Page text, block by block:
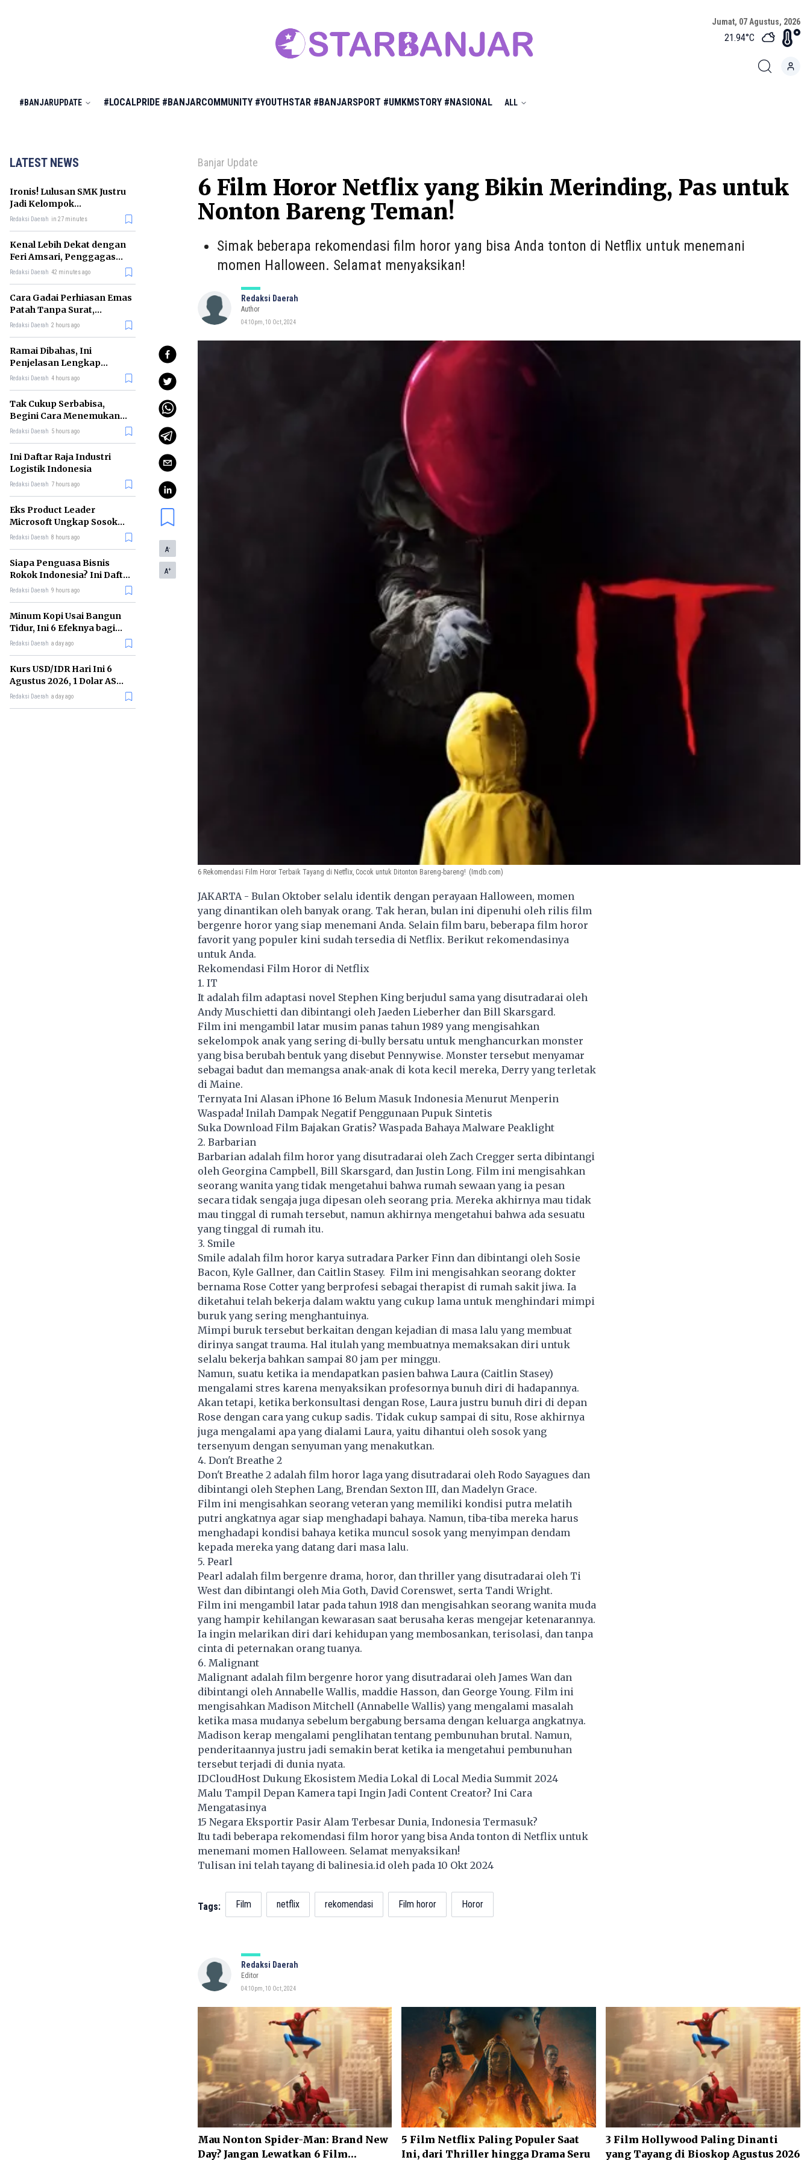
Jumat, 07 Agustus, 2026
21.94°C
#BANJARUPDATE #LOCALPRIDE #BANJARCOMMUNITY #YOUTHSTAR #BANJARSPORT #UMKMSTORY #NASIONAL ALL
LATEST NEWS
Ironis! Lulusan SMK Justru
Jadi Kelompok
Pengangguran Terbanyak
Redaksi Daerah in 27 minutes
Kenal Lebih Dekat dengan
Feri Amsari, Penggagas
Kabinet Bayangan
Redaksi Daerah 42 minutes ago
Cara Gadai Perhiasan Emas
Patah Tanpa Surat,
Ternyata Tetap Bisa!
Redaksi Daerah 2 hours ago
Ramai Dibahas, Ini
Penjelasan Lengkap
tentang Konsep Kabinet
Redaksi Daerah 4 hours ago
Tak Cukup Serbabisa,
Begini Cara Menemukan
'Spike' agar CV Dilirik HR
Redaksi Daerah 5 hours ago
Ini Daftar Raja Industri
Logistik Indonesia
Redaksi Daerah 7 hours ago
Eks Product Leader
Microsoft Ungkap Sosok
yang Paling Cocok
Redaksi Daerah 8 hours ago
Siapa Penguasa Bisnis
Rokok Indonesia? Ini Daftar
Perusahaan Terbesarnya
Redaksi Daerah 9 hours ago
Minum Kopi Usai Bangun
Tidur, Ini 6 Efeknya bagi
Kesehatan Tubuh
Redaksi Daerah a day ago
Kurs USD/IDR Hari Ini 6
Agustus 2026, 1 Dolar AS
Kini Berapa Rupiah?
Redaksi Daerah a day ago
Banjar Update
6 Film Horor Netflix yang Bikin Merinding, Pas untuk
Nonton Bareng Teman!
Simak beberapa rekomendasi film horor yang bisa Anda tonton di Netflix untuk menemani
momen Halloween. Selamat menyaksikan!
Redaksi Daerah
Author
04:10pm, 10 Oct, 2024
A-
A+
6 Rekomendasi Film Horor Terbaik Tayang di Netflix, Cocok untuk Ditonton Bareng-bareng! (Imdb.com)
JAKARTA - Bulan Oktober selalu identik dengan perayaan Halloween, momen
yang dinantikan oleh banyak orang. Tak heran, bulan ini dipenuhi oleh rilis film
bergenre horor yang siap menemani Anda. Selain film baru, beberapa film horor
favorit yang populer kini sudah tersedia di Netflix. Berikut rekomendasinya
untuk Anda.
Rekomendasi Film Horor di Netflix
1. IT
It adalah film adaptasi novel Stephen King berjudul sama yang disutradarai oleh
Andy Muschietti dan dibintangi oleh Jaeden Lieberher dan Bill Skarsgard.
Film ini mengambil latar musim panas tahun 1989 yang mengisahkan
sekelompok anak yang sering di-bully bersatu untuk menghancurkan monster
yang bisa berubah bentuk yang disebut Pennywise. Monster tersebut menyamar
sebagai badut dan memangsa anak-anak di kota kecil mereka, Derry yang terletak
di Maine.
Ternyata Ini Alasan iPhone 16 Belum Masuk Indonesia Menurut Menperin
Waspada! Inilah Dampak Negatif Penggunaan Pupuk Sintetis
Suka Download Film Bajakan Gratis? Waspada Bahaya Malware Peaklight
2. Barbarian
Barbarian adalah film horor yang disutradarai oleh Zach Cregger serta dibintangi
oleh Georgina Campbell, Bill Skarsgard, dan Justin Long. Film ini mengisahkan
seorang wanita yang tidak mengetahui bahwa rumah sewaan yang ia pesan
secara tidak sengaja juga dipesan oleh seorang pria. Mereka akhirnya mau tidak
mau tinggal di rumah tersebut, namun akhirnya mengetahui bahwa ada sesuatu
yang tinggal di rumah itu.
3. Smile
Smile adalah film horor karya sutradara Parker Finn dan dibintangi oleh Sosie
Bacon, Kyle Gallner, dan Caitlin Stasey. Film ini mengisahkan seorang dokter
bernama Rose Cotter yang berprofesi sebagai therapist di rumah sakit jiwa. Ia
diketahui telah bekerja dalam waktu yang cukup lama untuk menghindari mimpi
buruk yang sering menghantuinya.
Mimpi buruk tersebut berkaitan dengan kejadian di masa lalu yang membuat
dirinya sangat trauma. Hal itulah yang membuatnya memaksakan diri untuk
selalu bekerja bahkan sampai 80 jam per minggu.
Namun, suatu ketika ia mendapatkan pasien bahwa Laura (Caitlin Stasey)
mengalami stres karena menyaksikan profesornya bunuh diri di hadapannya.
Akan tetapi, ketika berkonsultasi dengan Rose, Laura justru bunuh diri di depan
Rose dengan cara yang cukup sadis. Tidak cukup sampai di situ, Rose akhirnya
juga mengalami apa yang dialami Laura, yaitu dihantui oleh sosok yang
tersenyum dengan senyuman yang menakutkan.
4. Don't Breathe 2
Don't Breathe 2 adalah film horor laga yang disutradarai oleh Rodo Sayagues dan
dibintangi oleh Stephen Lang, Brendan Sexton III, dan Madelyn Grace.
Film ini mengisahkan seorang veteran yang memiliki kondisi putra melatih
putri angkatnya agar siap menghadapi bahaya. Namun, tiba-tiba mereka harus
menghadapi kondisi bahaya ketika muncul sosok yang menyimpan dendam
kepada mereka yang datang dari masa lalu.
5. Pearl
Pearl adalah film bergenre drama, horor, dan thriller yang disutradarai oleh Ti
West dan dibintangi oleh Mia Goth, David Corenswet, serta Tandi Wright.
Film ini mengambil latar pada tahun 1918 dan mengisahkan seorang wanita muda
yang hampir kehilangan kewarasan saat berusaha keras mengejar ketenarannya.
Ia ingin melarikan diri dari kehidupan yang membosankan, terisolasi, dan tanpa
cinta di peternakan orang tuanya.
6. Malignant
Malignant adalah film bergenre horor yang disutradarai oleh James Wan dan
dibintangi oleh Annabelle Wallis, maddie Hasson, dan George Young. Film ini
mengisahkan Madison Mitchell (Annabelle Wallis) yang mengalami masalah
ketika masa mudanya sebelum bergabung bersama dengan keluarga angkatnya.
Madison kerap mengalami penglihatan tentang pembunuhan brutal. Namun,
penderitaannya justru jadi semakin berat ketika ia mengetahui pembunuhan
tersebut terjadi di dunia nyata.
IDCloudHost Dukung Ekosistem Media Lokal di Local Media Summit 2024
Malu Tampil Depan Kamera tapi Ingin Jadi Content Creator? Ini Cara
Mengatasinya
15 Negara Eksportir Pasir Alam Terbesar Dunia, Indonesia Termasuk?
Itu tadi beberapa rekomendasi film horor yang bisa Anda tonton di Netflix untuk
menemani momen Halloween. Selamat menyaksikan!
Tulisan ini telah tayang dibalinesia.idoleh pada 10 Okt 2024
Tags: Film netflix rekomendasi Film horor Horor
Redaksi Daerah
Editor
04:10pm, 10 Oct, 2024
Mau Nonton Spider-Man: Brand New
Day? Jangan Lewatkan 6 Film
5 Film Netflix Paling Populer Saat
Ini, dari Thriller hingga Drama Seru
3 Film Hollywood Paling Dinanti
yang Tayang di Bioskop Agustus 2026